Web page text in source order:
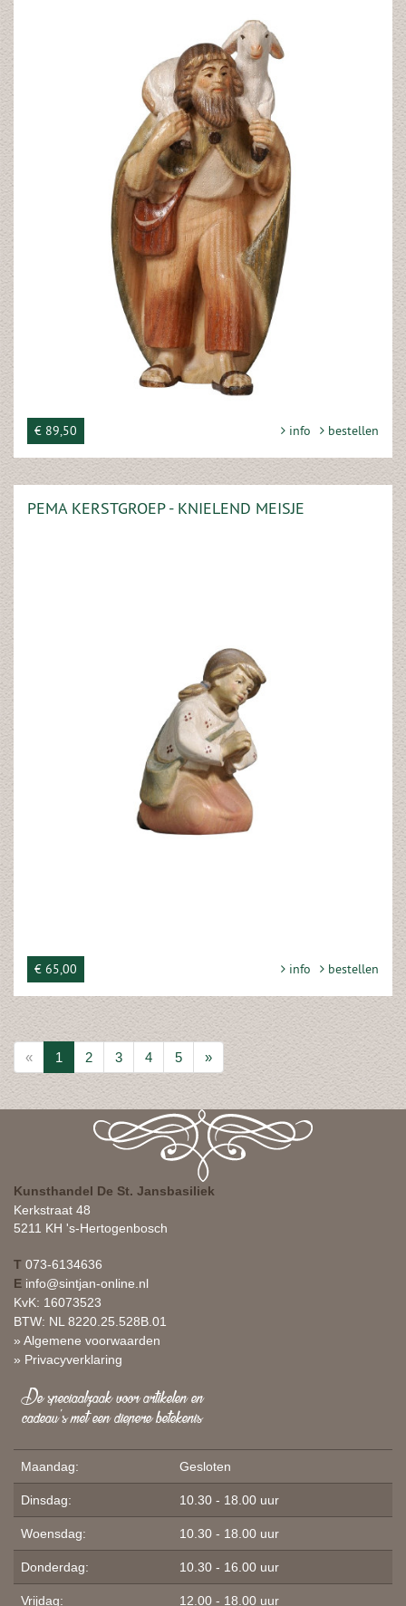
€ 89,50 info bestellen
PEMA KERSTGROEP - KNIELEND MEISJE
€ 65,00 info bestellen
« 1 2 3 4 5 »
Kunsthandel De St. Jansbasiliek
Kerkstraat 48
5211 KH 's-Hertogenbosch
T 073-6134636
E info@sintjan-online.nl
KvK: 16073523
BTW: NL 8220.25.528B.01
» Algemene voorwaarden
» Privacyverklaring
De speciaalzaak voor artikelen en
cadeau's met een diepere betekenis
Maandag: Gesloten
Dinsdag: 10.30 - 18.00 uur
Woensdag: 10.30 - 18.00 uur
Donderdag: 10.30 - 16.00 uur
Vrijdag: 12.00 - 18.00 uur